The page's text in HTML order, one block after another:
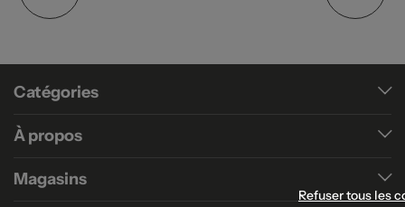
Catégories
À propos
Magasins
Refuser tous les